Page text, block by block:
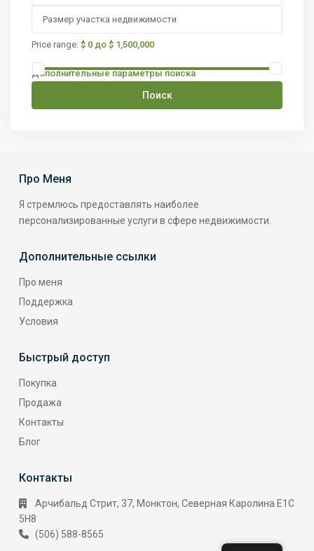
Price range: $ 0 до $ 1,500,000
Дополнительные параметры поиска
Поиск
Про Меня
Я стремлюсь предоставлять наиболее
персонализированные услуги в сфере недвижимости.
Дополнительные ссылки
Про меня
Поддержка
Условия
Быстрый доступ
Покупка
Продажа
Контакты
Блог
Контакты
Арчибальд Стрит, 37, Монктон, Северная Каролина E1C
5H8
(506) 588-8565